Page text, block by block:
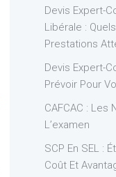
Devis Expert-
Libérale :
Prestations
Devis Expert-
Prévoir Pour
CAFCAC : Les
L’examen
SCP En SEL :
Coût Et